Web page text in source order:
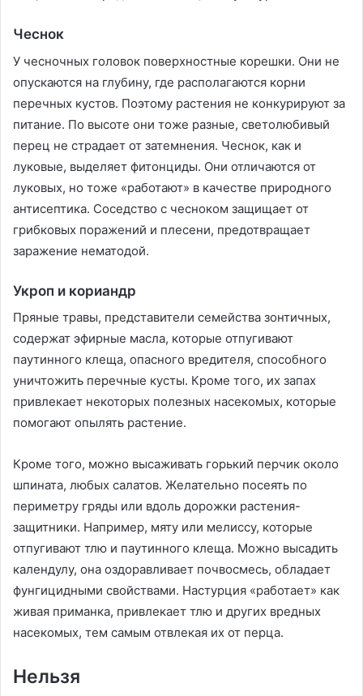
Чеснок
У чесночных головок поверхностные корешки. Они не
опускаются на глубину, где располагаются корни
перечных кустов. Поэтому растения не конкурируют за
питание. По высоте они тоже разные, светолюбивый
перец не страдает от затемнения. Чеснок, как и
луковые, выделяет фитонциды. Они отличаются от
луковых, но тоже «работают» в качестве природного
антисептика. Соседство с чесноком защищает от
грибковых поражений и плесени, предотвращает
заражение нематодой.
Укроп и кориандр
Пряные травы, представители семейства зонтичных,
содержат эфирные масла, которые отпугивают
паутинного клеща, опасного вредителя, способного
уничтожить перечные кусты. Кроме того, их запах
привлекает некоторых полезных насекомых, которые
помогают опылять растение.
Кроме того, можно высаживать горький перчик около
шпината, любых салатов. Желательно посеять по
периметру гряды или вдоль дорожки растения-
защитники. Например, мяту или мелиссу, которые
отпугивают тлю и паутинного клеща. Можно высадить
календулу, она оздоравливает почвосмесь, обладает
фунгицидными свойствами. Настурция «работает» как
живая приманка, привлекает тлю и других вредных
насекомых, тем самым отвлекая их от перца.
Нельзя